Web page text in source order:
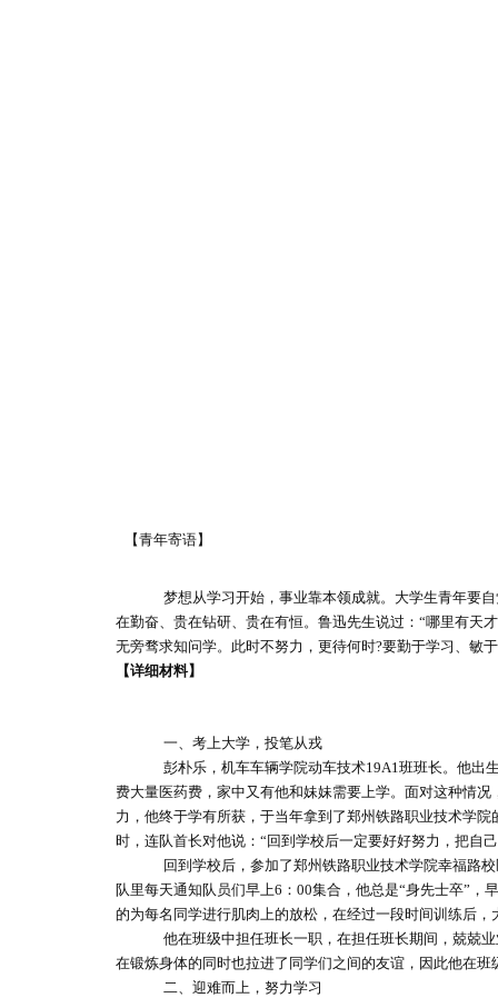
【青年寄语】
梦想从学习开始，事业靠本领成就。 大学生青年要
在勤奋、贵在钻研、贵在有恒。鲁迅先生说过： “哪里有天
无旁骛求知问学。此时不努力，更待何时?要勤于学习、敏
【详细材料】
一、考上大学，投笔从戎
彭朴乐，机车车辆学院动车技术19A1班班长。他出
费大量医药费，家中又有他和妹妹需要上学。面对这种情
力，他终于学有所获，于当年拿到了郑州铁路职业技术学
时，连队首长对他说：“回到学校后一定要好好努力，把自
回到学校后，参加了郑州铁路职业技术学院幸福路
队里每天通知队员们早上6：00集合，他总是“身先士卒”，
的为每名同学进行肌肉上的放松，在经过一段时间训练后
他在班级中担任班长一职，在担任班长期间，兢兢
在锻炼身体的同时也拉进了同学们之间的友谊，因此他在
二、迎难而上，努力学习